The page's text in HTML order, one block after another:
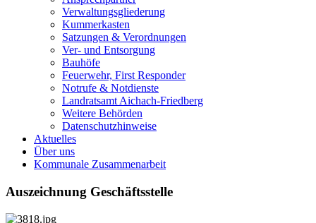
Verwaltungsgliederung
Kummerkasten
Satzungen & Verordnungen
Ver- und Entsorgung
Bauhöfe
Feuerwehr, First Responder
Notrufe & Notdienste
Landratsamt Aichach-Friedberg
Weitere Behörden
Datenschutzhinweise
Aktuelles
Über uns
Kommunale Zusammenarbeit
Auszeichnung Geschäftsstelle